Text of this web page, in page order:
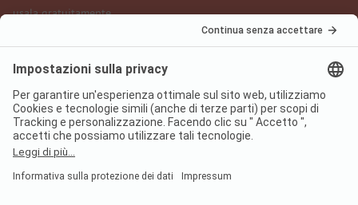
usala gratuitamente
Informazione legale
Protezione dati
Condizioni d'uso
Regolamento sui servizi digitali